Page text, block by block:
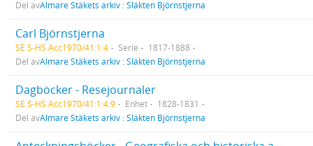
Del avAlmare Stäkets arkiv : Släkten Björnstjerna
Carl Björnstjerna
SE S-HS Acc1970/41:1:4 Serie
1817-1888
Del avAlmare Stäkets arkiv : Släkten Björnstjerna
Dagböcker - Resejournaler
SE S-HS Acc1970/41:1:4:9 Enhet
1828-1831
Del avAlmare Stäkets arkiv : Släkten Björnstjerna